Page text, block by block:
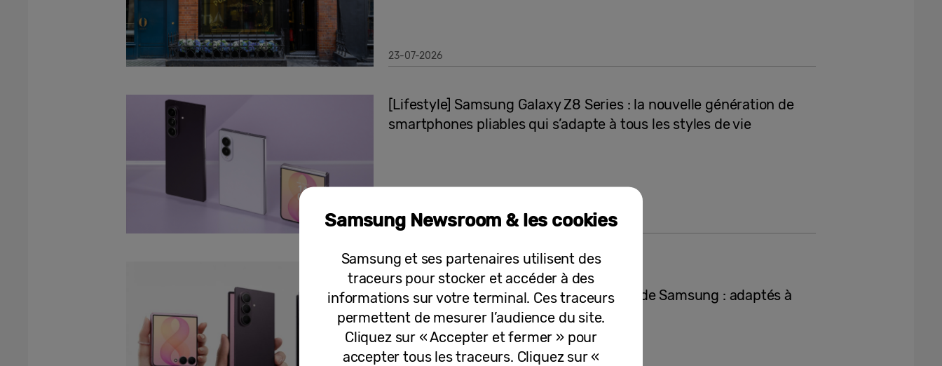
23-07-2026
[Lifestyle] Samsung Galaxy Z8 Series : la nouvelle génération de
smartphones pliables qui s’adapte à tous les styles de vie
22-07-2026
Communiqués
Galaxy Z Fold8 Ultra, Z Fold8 et Z Flip8 de Samsung : adaptés à
chaque mode de vie
Samsung Newsroom & les cookies
Samsung et ses partenaires utilisent des
traceurs pour stocker et accéder à des
informations sur votre terminal. Ces traceurs
permettent de mesurer l’audience du site.
Cliquez sur « Accepter et fermer » pour
accepter tous les traceurs. Cliquez sur «